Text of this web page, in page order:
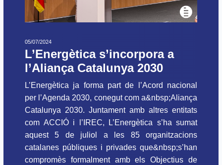
05/07/2024
L’Energètica s’incorpora a
l’Aliança Catalunya 2030
L’Energètica ja forma part de l’Acord nacional
per l’Agenda 2030, conegut com a&nbsp;Aliança
Catalunya 2030. Juntament amb altres entitats
com ACCIÓ i l’IREC, L’Energètica s’ha sumat
aquest 5 de juliol a les 85 organitzacions
catalanes públiques i privades que&nbsp;s’han
compromès formalment amb els Objectius de